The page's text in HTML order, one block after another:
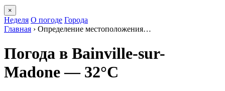
×
Неделя О погоде Города
Главная › Определение местоположения…
Погода в Bainville-sur-
Madonе — 32°C